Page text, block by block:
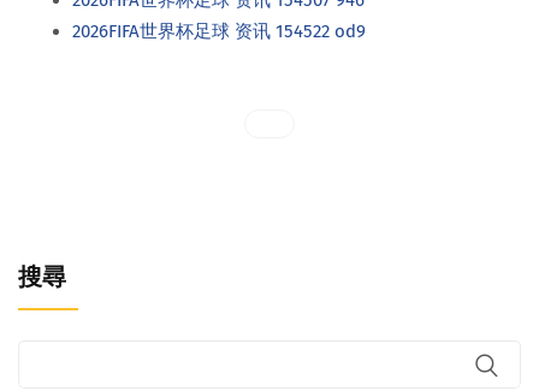
2026FIFA世界杯足球 资讯 154522 od9
搜尋